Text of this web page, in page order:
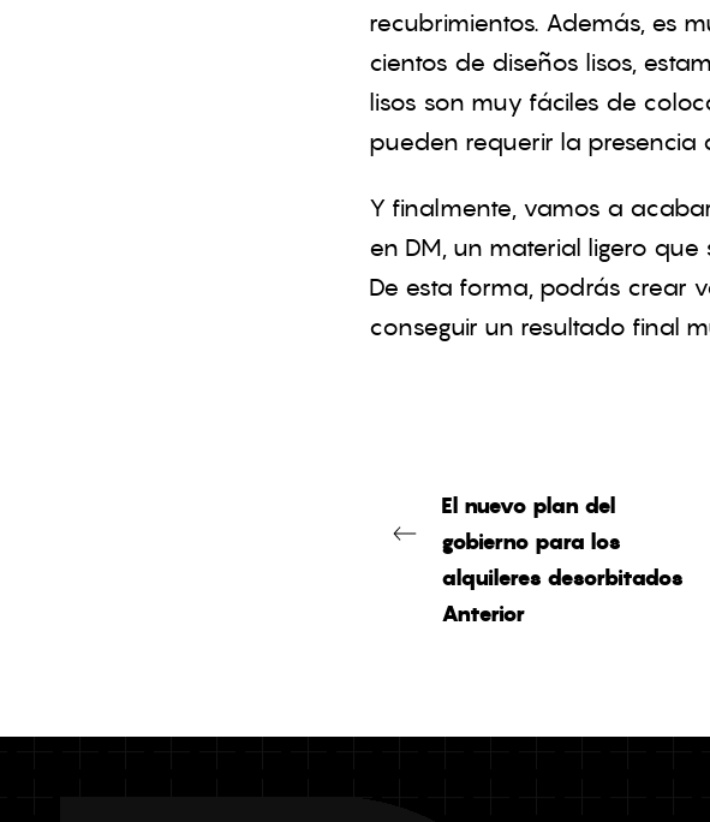
recubrimientos. Además, es
cientos de diseños lisos,
lisos son muy fáciles de
pueden requerir la presencia
Y finalmente, vamos a
en DM, un material ligero
De esta forma, podrás crear
conseguir un resultado final
El nuevo plan del
gobierno para los
alquileres desorbitados
Anterior